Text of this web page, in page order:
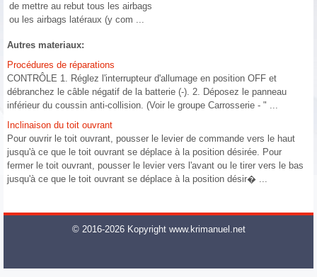
de mettre au rebut tous les airbags
ou les airbags latéraux (y com ...
Autres materiaux:
Procédures de réparations
CONTRÔLE 1. Réglez l'interrupteur d'allumage en position OFF et
débranchez le câble négatif de la batterie (-). 2. Déposez le panneau
inférieur du coussin anti-collision. (Voir le groupe Carrosserie - " ...
Inclinaison du toit ouvrant
Pour ouvrir le toit ouvrant, pousser le levier de commande vers le haut
jusqu'à ce que le toit ouvrant se déplace à la position désirée. Pour
fermer le toit ouvrant, pousser le levier vers l'avant ou le tirer vers le bas
jusqu'à ce que le toit ouvrant se déplace à la position désir� ...
© 2016-2026 Kopyright www.krimanuel.net